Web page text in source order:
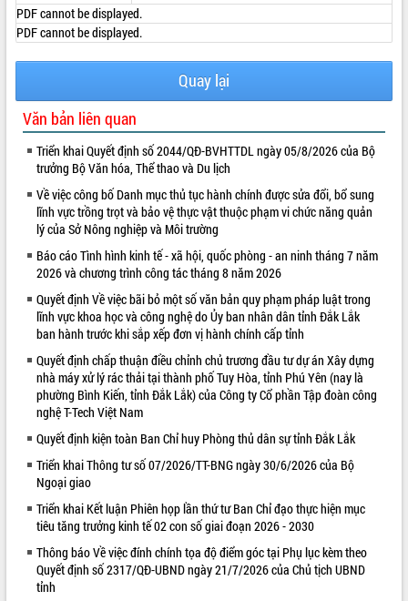
VIDEO
Không có file video nào để phát.
ALBUM ẢNH
PDF cannot be displayed.
PDF cannot be displayed.
Quay lại
Văn bản liên quan
Triển khai Quyết định số 2044/QĐ-BVHTTDL ngày 05/8/2026 của Bộ
trưởng Bộ Văn hóa, Thể thao và Du lịch
Về việc công bố Danh mục thủ tục hành chính được sửa đổi, bổ sung
lĩnh vực trồng trọt và bảo vệ thực vật thuộc phạm vi chức năng quản
lý của Sở Nông nghiệp và Môi trường
Báo cáo Tình hình kinh tế - xã hội, quốc phòng - an ninh tháng 7 năm
2026 và chương trình công tác tháng 8 năm 2026
Quyết định Về việc bãi bỏ một số văn bản quy phạm pháp luật trong
lĩnh vực khoa học và công nghệ do Ủy ban nhân dân tỉnh Đắk Lắk
ban hành trước khi sắp xếp đơn vị hành chính cấp tỉnh
Quyết định chấp thuận điều chỉnh chủ trương đầu tư dự án Xây dựng
nhà máy xử lý rác thải tại thành phố Tuy Hòa, tỉnh Phú Yên (nay là
phường Bình Kiến, tỉnh Đắk Lắk) của Công ty Cổ phần Tập đoàn công
nghệ T-Tech Việt Nam
Quyết định kiện toàn Ban Chỉ huy Phòng thủ dân sự tỉnh Đắk Lắk
Triển khai Thông tư số 07/2026/TT-BNG ngày 30/6/2026 của Bộ
Ngoại giao
Triển khai Kết luận Phiên họp lần thứ tư Ban Chỉ đạo thực hiện mục
tiêu tăng trưởng kinh tế 02 con số giai đoạn 2026 - 2030
Thông báo Về việc đính chính tọa độ điểm góc tại Phụ lục kèm theo
Quyết định số 2317/QĐ-UBND ngày 21/7/2026 của Chủ tịch UBND
tỉnh